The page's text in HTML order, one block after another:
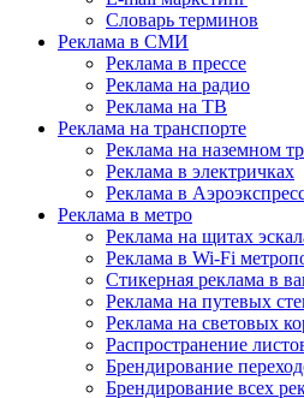
Словарь терминов
Реклама в СМИ
Реклама в прессе
Реклама на радио
Реклама на ТВ
Реклама на транспорте
Реклама на наземном
Реклама в электричках
Реклама в
Реклама в метро
Реклама на щитах
Реклама в Wi-Fi
Стикерная реклама в
Реклама на путевых
Реклама на световых
Распространение
Брендирование
Брендирование всех